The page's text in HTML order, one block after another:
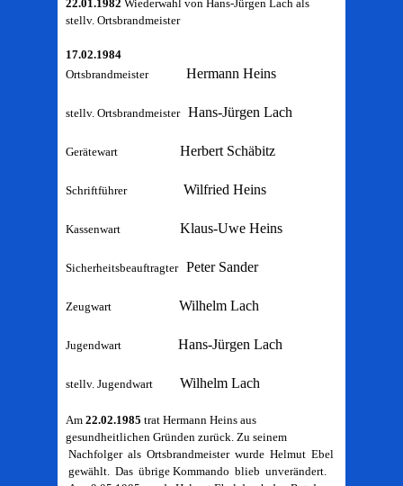
22.01.1982 Wiederwahl von Hans-Jürgen Lach als
stellv. Ortsbrandmeister
17.02.1984
OrtsbrandmeisterHermann Heins
stellv. OrtsbrandmeisterHans-Jürgen Lach
GerätewartHerbert Schäbitz
Schriftführer Wilfried Heins
KassenwartKlaus-Uwe Heins
SicherheitsbeauftragterPeter Sander
Zeugwart Wilhelm Lach
JugendwartHans-Jürgen Lach
stellv. Jugendwart Wilhelm Lach
Am22.02.1985 trat Hermann Heins aus
gesundheitlichen Gründen zurück. Zu seinem
Nachfolger als Ortsbrandmeister wurde Helmut Ebel
gewählt. Das übrige Kommando blieb unverändert.